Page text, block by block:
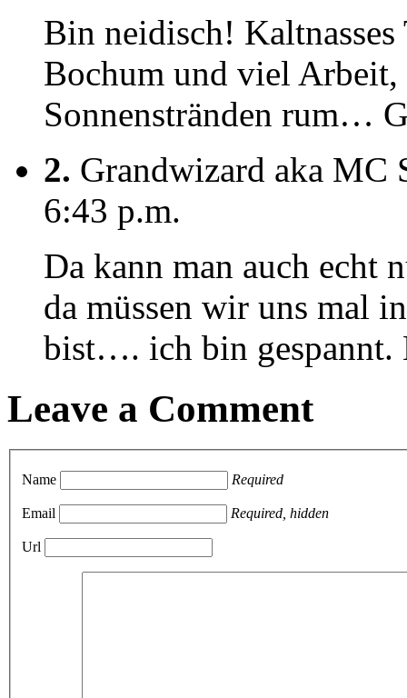
Bin neidisch!
Bochum und viel
Sonnenstränden rum…
2. Grandwizard aka
6:43 p.m.
Da kann man auch echt
da müssen wir uns mal
bist…. ich bin gespannt.
Leave a Comment
Name Required
Email Required, hidden
Url